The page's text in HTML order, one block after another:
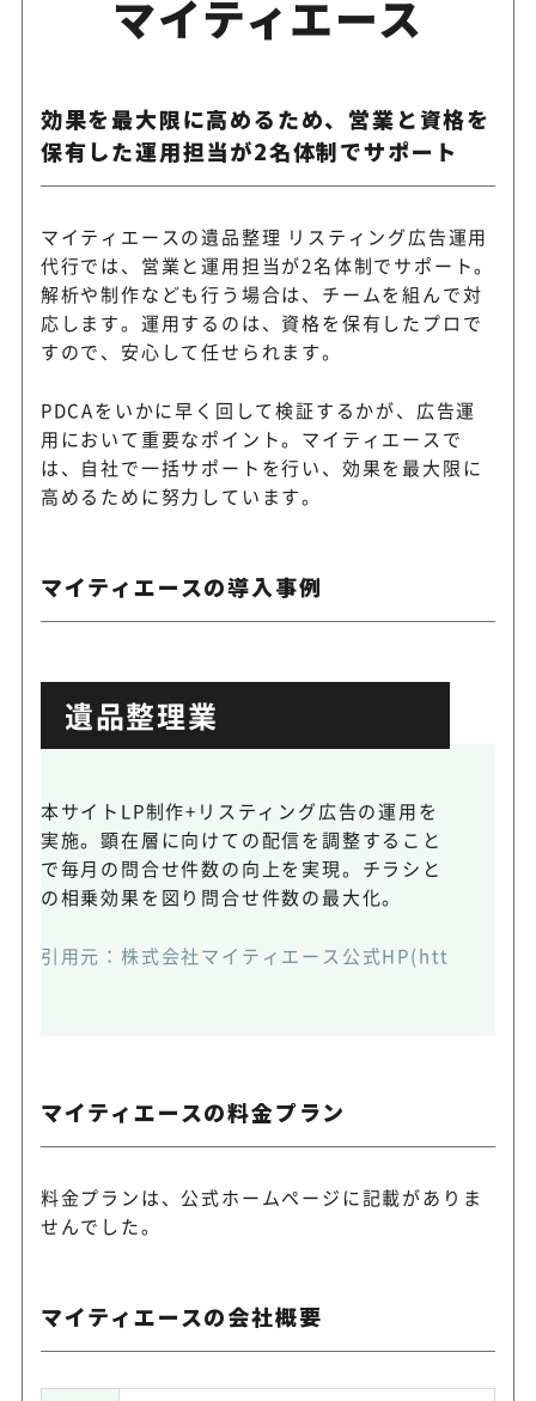
マイティエース
効果を最大限に高めるため、営業と資格を
保有した運用担当が2名体制でサポート
マイティエースの遺品整理 リスティング広告運用
代行では、営業と運用担当が2名体制でサポート。
解析や制作なども行う場合は、チームを組んで対
応します。運用するのは、資格を保有したプロで
すので、安心して任せられます。
PDCAをいかに早く回して検証するかが、広告運
用において重要なポイント。マイティエースで
は、自社で一括サポートを行い、効果を最大限に
高めるために努力しています。
マイティエースの導入事例
遺品整理業
本サイトLP制作+リスティング広告の運用を
実施。顕在層に向けての配信を調整すること
で毎月の問合せ件数の向上を実現。チラシと
の相乗効果を図り問合せ件数の最大化。
引用元：株式会社マイティエース公式HP(https://
マイティエースの料金プラン
料金プランは、公式ホームページに記載がありま
せんでした。
マイティエースの会社概要